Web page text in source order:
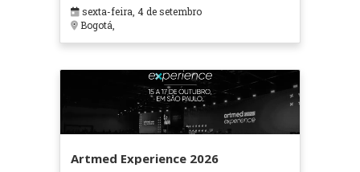
sexta-feira, 4 de setembro
Bogotá,
Artmed Experience 2026